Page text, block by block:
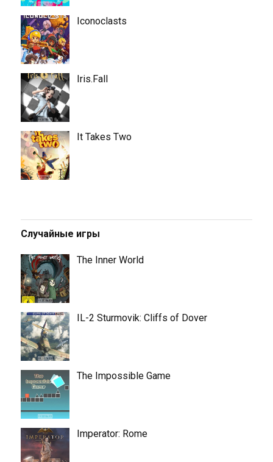
Iconoclasts
Iris.Fall
It Takes Two
Случайные игры
The Inner World
IL-2 Sturmovik: Cliffs of Dover
The Impossible Game
Imperator: Rome